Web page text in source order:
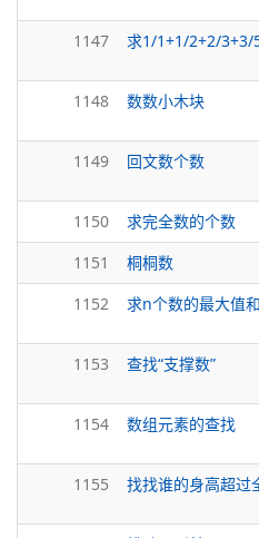
1147 求1/1+1/2+2/3+3/
1148 数数小木块
1149 回文数个数
1150
求完全数的个数
1151
桐桐数
1152
求n个数的最大值
1153 查找“支撑数”
1154 数组元素的查找
1155 找找谁的身高超过